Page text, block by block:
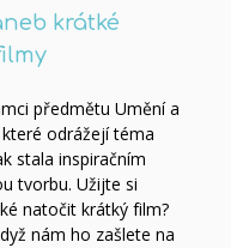
krátké
předmětu Umění a
odrážejí téma
stala inspiračním
tvorbu. Užijte si
natočit krátký film?
nám ho zašlete na